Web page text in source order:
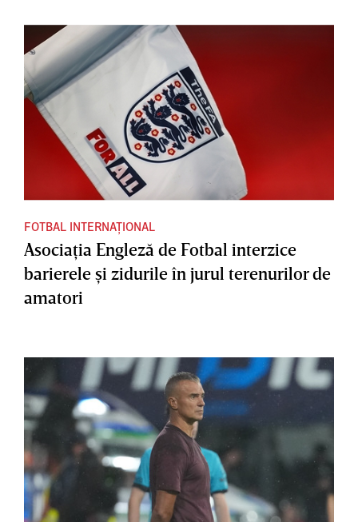
FOTBAL INTERNAȚIONAL
Asociaţia Engleză de Fotbal interzice
barierele şi zidurile în jurul terenurilor de
amatori